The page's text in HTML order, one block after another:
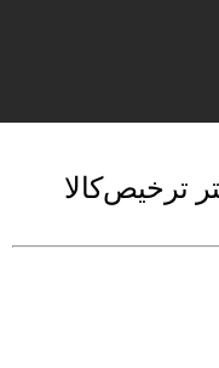
ترخیص‌کالا